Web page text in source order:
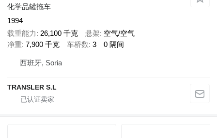
化学品罐拖车
1994
载重能力
26,100 千克 悬架 空气/空气
净重 7,900 千克 车桥数 3 0 隔间
西班牙, Soria
TRANSLER S.L